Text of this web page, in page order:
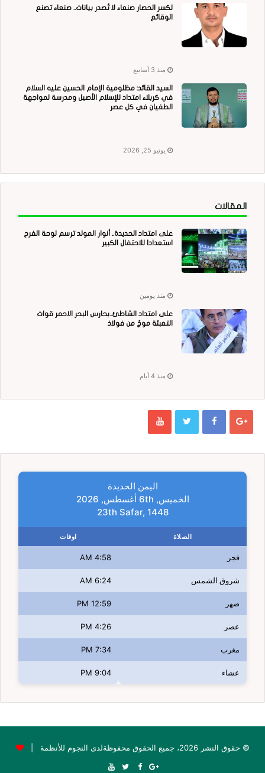
لكسر الحصار صنعاء لا تُصدر بيانات.. صنعاء تصنع
الوقائع
منذ 3 أسابيع
السيد القائد: مظلومية الإمام الحسين عليه السلام
في كربلاء امتداد للإسلام الأصيل ومدرسة لمواجهة
الطغيان في كل عصر
يونيو 25, 2026
المقالات
على امتداد الحديدة.. أنوار المولد ترسم لوحة الفرح
استعدادا للاحتفال الكبير
منذ يومين
على امتداد الشاطئ..بحارس البحر الاحمر قوات
التعبئة موجٌ من فولاذ
منذ 4 أيام
اليمن الحديدة
الخميس, 6th أغسطس, 2026
23th Safar, 1448
الصلاة اوقات
فجر 4:58 AM
شروق الشمس 6:24 AM
ضهر 12:59 PM
عصر 4:26 PM
مغرب 7:34 PM
عشاء 9:04 PM
© حقوق النشر 2026، جميع الحقوق محفوظةلدى النجوم للأنظمة |